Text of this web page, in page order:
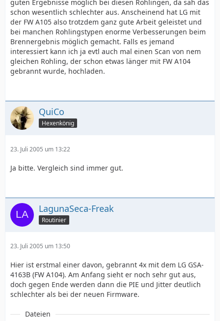
guten Ergebnisse möglich bei diesen Rohlingen, da sah das
schon wesentlich schlechter aus. Anscheinend hat LG mit
der FW A105 also trotzdem ganz gute Arbeit geleistet und
bei manchen Rohlingstypen enorme Verbesserungen beim
Brennergebnis möglich gemacht. Falls es jemand
interessiert kann ich ja evtl auch mal einen Scan von nem
gleichen Rohling, der schon etwas länger mit FW A104
gebrannt wurde, hochladen.
QuiCo
Hexenkönig
23. Juli 2005 um 13:22
Ja bitte. Vergleich sind immer gut.
LagunaSeca-Freak
Routinier
23. Juli 2005 um 13:50
Hier ist erstmal einer davon, gebrannt 4x mit dem LG GSA-
4163B (FW A104). Am Anfang sieht er noch sehr gut aus,
doch gegen Ende werden dann die PIE und Jitter deutlich
schlechter als bei der neuen Firmware.
Dateien